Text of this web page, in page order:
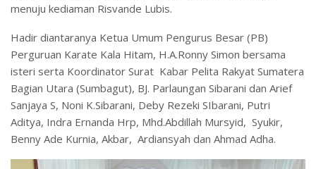
menuju kediaman Risvande Lubis.
Hadir diantaranya Ketua Umum Pengurus Besar (PB)
Perguruan Karate Kala Hitam, H.A.Ronny Simon bersama
isteri serta Koordinator Surat Kabar Pelita Rakyat Sumatera
Bagian Utara (Sumbagut), BJ. Parlaungan Sibarani dan Arief
Sanjaya S, Noni K.Sibarani, Deby Rezeki SIbarani, Putri
Aditya, Indra Ernanda Hrp, Mhd.Abdillah Mursyid, Syukir,
Benny Ade Kurnia, Akbar, Ardiansyah dan Ahmad Adha.